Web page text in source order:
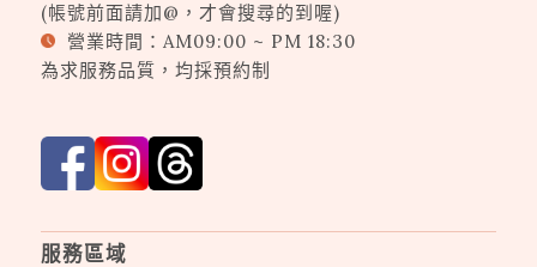
(帳號前面請加@，才會搜尋的到喔)
營業時間：AM09:00 ~ PM 18:30
為求服務品質，均採預約制
服務區域